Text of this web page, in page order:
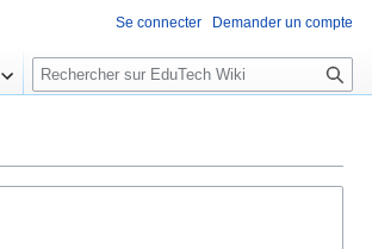
Se connecter Demander un compte
R
e
e